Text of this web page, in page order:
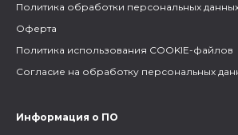
Политика обработки персональных
Оферта
Политика использования COOKIE-файлов
Согласие на обработку персональных
Информация о ПО